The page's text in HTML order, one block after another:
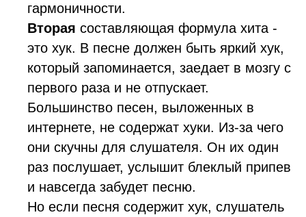
гармоничности.
Вторая составляющая формула хита -
это хук. В песне должен быть яркий хук,
который запоминается, заедает в мозгу с
первого раза и не отпускает.
Большинство песен, выложенных в
интернете, не содержат хуки. Из-за чего
они скучны для слушателя. Он их один
раз послушает, услышит блеклый припев
и навсегда забудет песню.
Но если песня содержит хук, слушатель